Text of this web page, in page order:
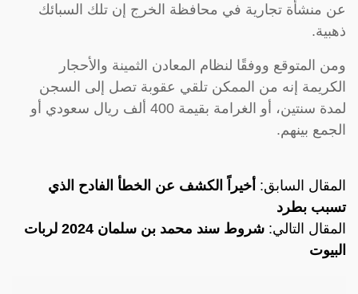
عن منشأة تجارية في محافظة الخرج إن تلك السبائك
ذهبية.
ومن المتوقع ووفقًا لنظام المعادن الثمينة والأحجار
الكريمة إنه من الممكن تلقي عقوبة تصل إلى السجن
لمدة سنتين، أو الغرامة بقيمة 400 ألف ريال سعودي أو
الجمع بينهم.
المقال السابق: أخيراً الكشف عن الخطأ الفادح الذي
تسبب بطرد
المقال التالي:
شروط سند محمد بن سلمان 2024 لربات
البيوت